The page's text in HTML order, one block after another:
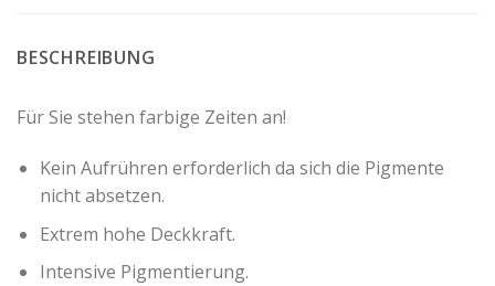
BESCHREIBUNG
Für Sie stehen farbige Zeiten an!
Kein Aufrühren erforderlich da sich die Pigmente
nicht absetzen.
Extrem hohe Deckkraft.
Intensive Pigmentierung.